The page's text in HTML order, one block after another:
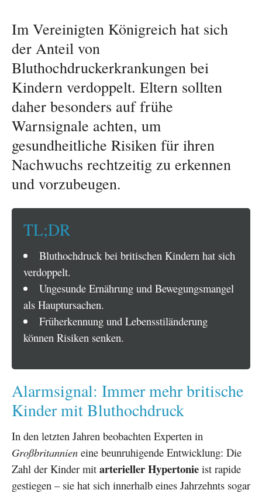
Im Vereinigten Königreich hat sich
der Anteil von
Bluthochdruckerkrankungen bei
Kindern verdoppelt. Eltern sollten
daher besonders auf frühe
Warnsignale achten, um
gesundheitliche Risiken für ihren
Nachwuchs rechtzeitig zu erkennen
und vorzubeugen.
TL;DR
Bluthochdruck bei britischen Kindern hat sich
verdoppelt.
Ungesunde Ernährung und Bewegungsmangel
als Hauptursachen.
Früherkennung und Lebensstiländerung
können Risiken senken.
Alarmsignal: Immer mehr britische
Kinder mit Bluthochdruck
In den letzten Jahren beobachten Experten in
Großbritannien eine beunruhigende Entwicklung: Die
Zahl der Kinder mit arterieller Hypertonie ist rapide
gestiegen – sie hat sich innerhalb eines Jahrzehnts sogar